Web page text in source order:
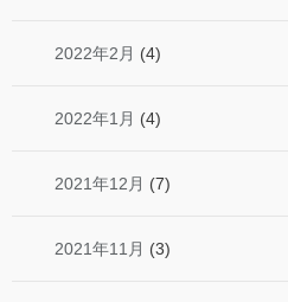
2022年2月 (4)
2022年1月 (4)
2021年12月 (7)
2021年11月 (3)